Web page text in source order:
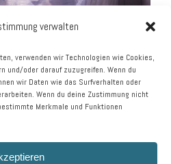
verwalten
verwenden wir Technologien wie Cookies,
und/oder darauf zuzugreifen. Wenn du
wir Daten wie das Surfverhalten oder
Wenn du deine Zustimmung nicht
Merkmale und Funktionen
+ Schlosserei GmbH